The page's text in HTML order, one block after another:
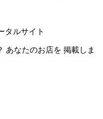
タルサイト
あなたのお店を 掲載しま